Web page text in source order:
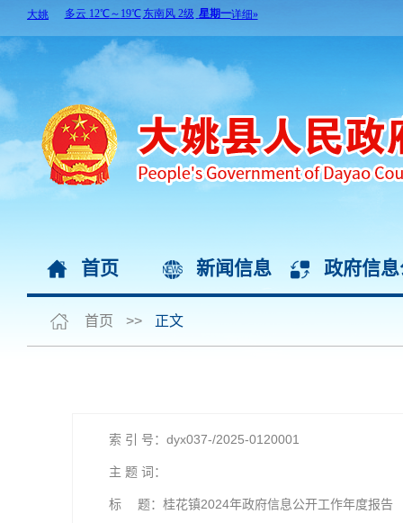
首页 新闻信息 政府信
首页 >> 正文
索 引 号：dyx037-/2025-0120001
主 题 词：
标 题：桂花镇2024年政府信息公开工作年度报告